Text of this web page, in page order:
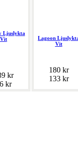
Ljuslykta
Vit
kr
kr
Lagoon
Vit
180 kr
133 kr